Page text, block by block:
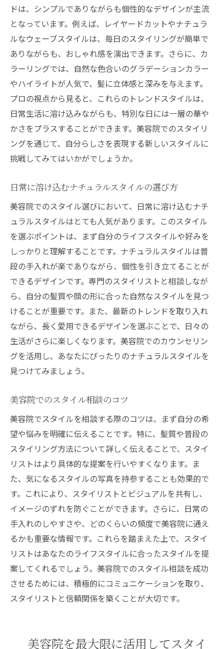
ドは、シンプルでありながらも個性的なデザインが主流
となっています。例えば、レイヤードカットやナチュラ
ルなウェーブスタイルは、毎日のスタイリングが簡単で
ありながらも、おしゃれ感を演出できます。さらに、カ
ラーリングでは、自然な色合いのグラデーションカラー
やハイライトが人気で、髪に立体感と深みを与えます。
プロの視点から見ると、これらのトレンドスタイルは、
日常生活に溶け込みながらも、特別な日には一層の華や
かさをプラスすることができます。美容院でのスタイリ
ングを通じて、自分らしさを表現する新しいスタイルに
挑戦してみてはいかがでしょうか。
日常に溶け込むナチュラルスタイルの選び方
美容院でのスタイル選びにおいて、日常に溶け込むナチ
ュラルスタイルはとても人気があります。このスタイル
を選ぶポイントは、まず自分のライフスタイルや好みを
しっかりと理解することです。ナチュラルスタイルは普
段の手入れが楽でありながら、個性を引き立てることが
できるデザインです。専門のスタイリストと相談しなが
ら、自分の髪質や顔の形に合った自然なスタイルを見つ
けることが重要です。また、最新のトレンドを取り入れ
ながら、長く愛用できるデザインを選ぶことで、日々の
生活がさらに楽しくなります。美容院でのカウンセリン
グを活用し、あなたにぴったりのナチュラルスタイルを
見つけてみましょう。
美容院でのスタイル相談のコツ
美容院でスタイルを相談する際のコツは、まず自分の希
望や悩みを明確に伝えることです。特に、髪質や普段の
スタイリング方法について詳しく伝えることで、スタイ
リストはより具体的な提案を行いやすくなります。ま
た、気になるスタイルの写真を持参することも効果的で
す。これにより、スタイリストとビジュアルを共有し、
イメージのずれを防ぐことができます。さらに、日常の
手入れのしやすさや、どのくらいの頻度で美容院に通え
るかも重要な情報です。これらを踏まえた上で、スタイ
リストはあなたのライフスタイルに合ったスタイルを提
案してくれるでしょう。美容院でのスタイル相談を成功
させるためには、積極的にコミュニケーションを取り、
スタイリストと信頼関係を築くことが大切です。
美容院を最大限に活用してスタイ